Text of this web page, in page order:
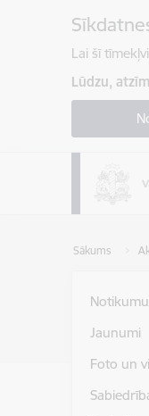
Lai šī
Lūdzu,
Sākums
Jaunumi
Foto un